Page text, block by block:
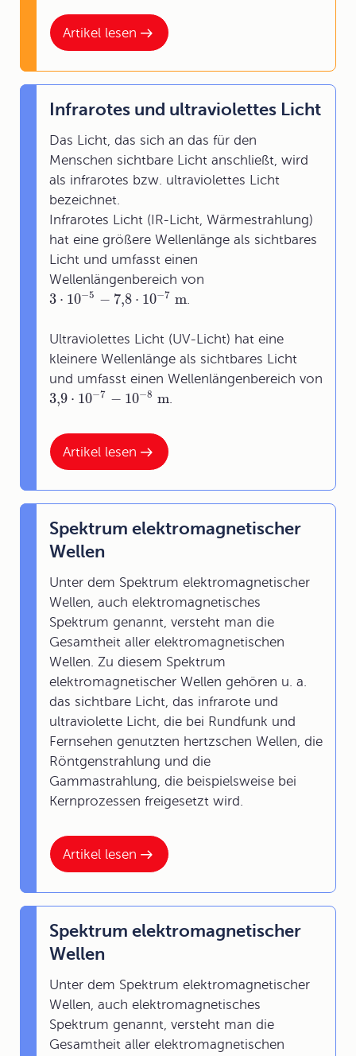
Artikel lesen
Artikel lesen
Infrarotes und ultraviolettes Licht
Das Licht, das sich an das für den
Menschen sichtbare Licht anschließt, wird
als infrarotes bzw. ultraviolettes Licht
bezeichnet.
Infrarotes Licht (IR-Licht, Wärmestrahlung)
hat eine größere Wellenlänge als sichtbares
Licht und umfasst einen
Wellenlängenbereich von
3 ⋅ 10−5 − 7,8 ⋅ 10−7 m.
Ultraviolettes Licht (UV-Licht) hat eine
kleinere Wellenlänge als sichtbares Licht
und umfasst einen Wellenlängenbereich von
3,9 ⋅ 10−7 − 10−8 m.
Artikel lesen
Spektrum elektromagnetischer
Wellen
Unter dem Spektrum elektromagnetischer
Wellen, auch elektromagnetisches
Spektrum genannt, versteht man die
Gesamtheit aller elektromagnetischen
Wellen. Zu diesem Spektrum
elektromagnetischer Wellen gehören u. a.
das sichtbare Licht, das infrarote und
ultraviolette Licht, die bei Rundfunk und
Fernsehen genutzten hertzschen Wellen, die
Röntgenstrahlung und die
Gammastrahlung, die beispielsweise bei
Kernprozessen freigesetzt wird.
Spektrum elektromagnetischer
Wellen
Unter dem Spektrum elektromagnetischer
Wellen, auch elektromagnetisches
Spektrum genannt, versteht man die
Gesamtheit aller elektromagnetischen